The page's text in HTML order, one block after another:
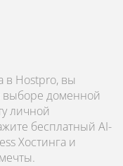
в Hostpro, вы
выборе доменной
личной
бесплатный AI-
Хостинга и